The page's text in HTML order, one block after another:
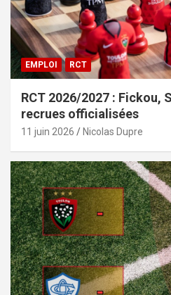
EMPLOI RCT
RCT 2026/2027 : Fickou,
recrues officialisées
11 juin 2026 Nicolas Dupre